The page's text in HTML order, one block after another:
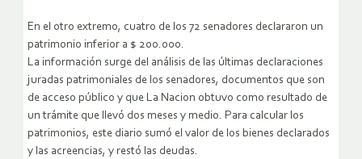
En el otro extremo, cuatro de los 72 senadores declararon un
patrimonio inferior a $ 200.000.
La información surge del análisis de las últimas declaraciones
juradas patrimoniales de los senadores, documentos que son
de acceso público y que La Nacion obtuvo como resultado de
un trámite que llevó dos meses y medio. Para calcular los
patrimonios, este diario sumó el valor de los bienes declarados
y las acreencias, y restó las deudas.